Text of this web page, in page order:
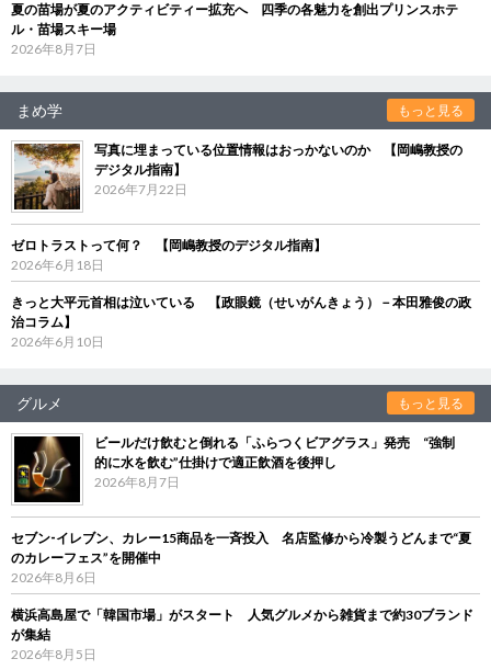
夏の苗場が夏のアクティビティー拡充へ 四季の各魅力を創出プリンスホテ
ル・苗場スキー場
2026年8月7日
まめ学 もっと見る
写真に埋まっている位置情報はおっかないのか 【岡嶋教授の
デジタル指南】
2026年7月22日
ゼロトラストって何？ 【岡嶋教授のデジタル指南】
2026年6月18日
きっと大平元首相は泣いている 【政眼鏡（せいがんきょう）－本田雅俊の政
治コラム】
2026年6月10日
グルメ もっと見る
ビールだけ飲むと倒れる「ふらつくビアグラス」発売 “強制
的に水を飲む”仕掛けで適正飲酒を後押し
2026年8月7日
セブン‐イレブン、カレー15商品を一斉投入 名店監修から冷製うどんまで“夏
のカレーフェス”を開催中
2026年8月6日
横浜高島屋で「韓国市場」がスタート 人気グルメから雑貨まで約30ブランド
が集結
2026年8月5日